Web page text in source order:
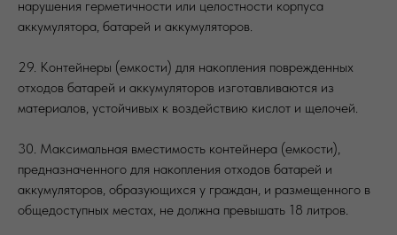
нарушения герметичности или целостности корпуса
аккумулятора, батарей и аккумуляторов.
29. Контейнеры (емкости) для накопления поврежденных
отходов батарей и аккумуляторов изготавливаются из
материалов, устойчивых к воздействию кислот и щелочей.
30. Максимальная вместимость контейнера (емкости),
предназначенного для накопления отходов батарей и
аккумуляторов, образующихся у граждан, и размещенного в
общедоступных местах, не должна превышать 18 литров.